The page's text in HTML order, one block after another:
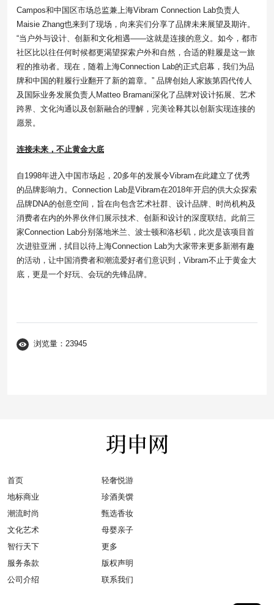
Campos和中国区市场总监兼上海Vibram Connection Lab负责人
Maisie Zhang也来到了现场，向来宾们分享了品牌未来展望及期许。
“当户外与设计、创新和文化相遇——这就是连接的意义。如今，都市
社区比以往任何时候都更渴望探索户外和自然，合适的鞋履是这一旅
程的推动者。现在，随着上海Connection Lab的正式启幕，我们为品
牌和中国的鞋履行业翻开了新的篇章。” 品牌创始人家族第四代传人
及国际业务发展负责人Matteo Bramani深化了品牌对设计拓展、艺术
跨界、文化沟通以及创新融合的理解，完美诠释其以创新实现连接的
愿景。
连接未来 ，不止黄金大底
自1998年进入中国市场起，20多年的发展令Vibram在此建立了优秀
的品牌影响力。Connection Lab是Vibram在2018年开启的供大众探索
品牌DNA的创意空间，旨在向包含艺术社群、设计品牌、时尚机构及
消费者在内的外界伙伴们展示技术、创新和设计的深度联结。此前三
家Connection Lab分别落地米兰、波士顿和洛杉矶，此次是该项目首
次进驻亚洲，拭目以待上海Connection Lab为大家带来更多新潮有趣
的活动，让中国消费者和潮流爱好者们意识到，Vibram不止于黄金大
底，更是一个好玩、会玩的先锋品牌。
浏览量：23945
首页
轻奢悦游
地标商业
珍酒美馔
潮流时尚
甄选香妆
文化艺术
母婴亲子
智行天下
更多
服务条款
版权声明
公司介绍
联系我们